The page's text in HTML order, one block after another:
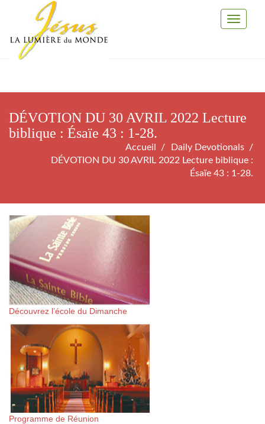
Toggle
DÉVOTION DU 30 AVRIL 2022 Lecture
biblique : Ésaïe 43 : 1-28.
Accueil
Daily Devotionals
DÉVOTION DU 30 AVRIL 2022 Lecture biblique :
Ésaïe 43 : 1-28.
Découvrez l’école du Dimanche
Programme de Réunion